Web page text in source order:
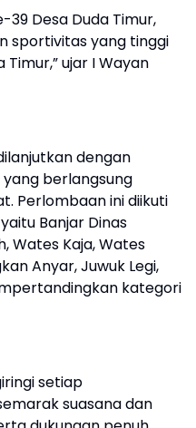
39 Desa Duda Timur,
sportivitas yang tinggi
ujar I Wayan
dengan
berlangsung
Perlombaan ini diikuti
Banjar Dinas
Wates Kaja, Wates
Anyar, Juwuk Legi,
kategori
setiap
suasana dan